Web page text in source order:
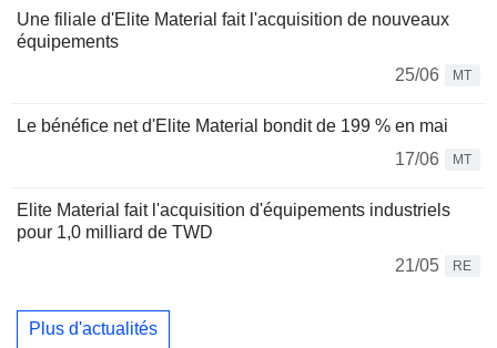
Une filiale d'Elite Material fait l'acquisition de nouveaux
équipements
25/06
MT
Le bénéfice net d'Elite Material bondit de 199 % en mai
17/06
MT
Elite Material fait l'acquisition d'équipements industriels
pour 1,0 milliard de TWD
21/05
RE
Plus d'actualités